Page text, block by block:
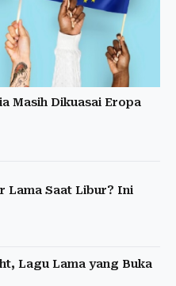
Masih Dikuasai Eropa
Lama Saat Libur? Ini
Lagu Lama yang Buka